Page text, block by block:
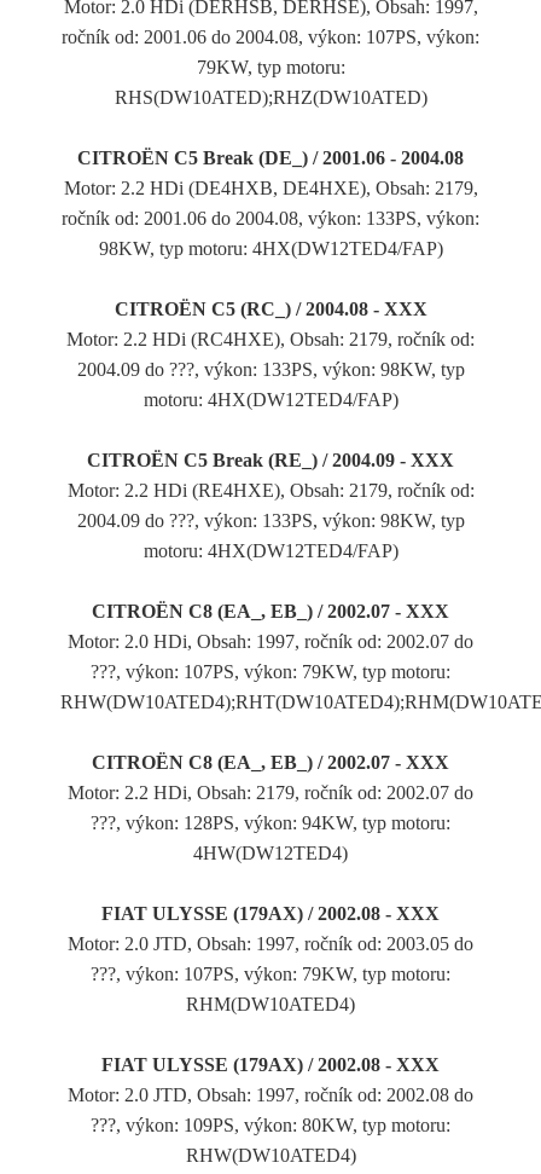
Motor: 2.0 HDi (DERHSB, DERHSE), Obsah: 1997,
ročník od: 2001.06 do 2004.08, výkon: 107PS, výkon:
79KW, typ motoru:
RHS(DW10ATED);RHZ(DW10ATED)
CITROËN C5 Break (DE_) / 2001.06 - 2004.08
Motor: 2.2 HDi (DE4HXB, DE4HXE), Obsah: 2179,
ročník od: 2001.06 do 2004.08, výkon: 133PS, výkon:
98KW, typ motoru: 4HX(DW12TED4/FAP)
CITROËN C5 (RC_) / 2004.08 - XXX
Motor: 2.2 HDi (RC4HXE), Obsah: 2179, ročník od:
2004.09 do ???, výkon: 133PS, výkon: 98KW, typ
motoru: 4HX(DW12TED4/FAP)
CITROËN C5 Break (RE_) / 2004.09 - XXX
Motor: 2.2 HDi (RE4HXE), Obsah: 2179, ročník od:
2004.09 do ???, výkon: 133PS, výkon: 98KW, typ
motoru: 4HX(DW12TED4/FAP)
CITROËN C8 (EA_, EB_) / 2002.07 - XXX
Motor: 2.0 HDi, Obsah: 1997, ročník od: 2002.07 do
???, výkon: 107PS, výkon: 79KW, typ motoru:
CITROËN C8 (EA_, EB_) / 2002.07 - XXX
Motor: 2.2 HDi, Obsah: 2179, ročník od: 2002.07 do
???, výkon: 128PS, výkon: 94KW, typ motoru:
4HW(DW12TED4)
FIAT ULYSSE (179AX) / 2002.08 - XXX
Motor: 2.0 JTD, Obsah: 1997, ročník od: 2003.05 do
???, výkon: 107PS, výkon: 79KW, typ motoru:
RHM(DW10ATED4)
FIAT ULYSSE (179AX) / 2002.08 - XXX
Motor: 2.0 JTD, Obsah: 1997, ročník od: 2002.08 do
???, výkon: 109PS, výkon: 80KW, typ motoru:
RHW(DW10ATED4)